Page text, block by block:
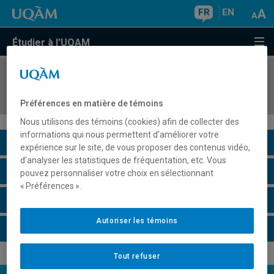
FR EN
Étudier à l'UQAM
COURS//
Description du cours
Horaire - Été 2026
Préférences en matière de témoins
Nous utilisons des témoins (cookies) afin de collecter des
informations qui nous permettent d’améliorer votre
expérience sur le site, de vous proposer des contenus vidéo,
d’analyser les statistiques de fréquentation, etc. Vous
pouvez personnaliser votre choix en sélectionnant
« Préférences ».
Tout refuser
Autoriser les témoins